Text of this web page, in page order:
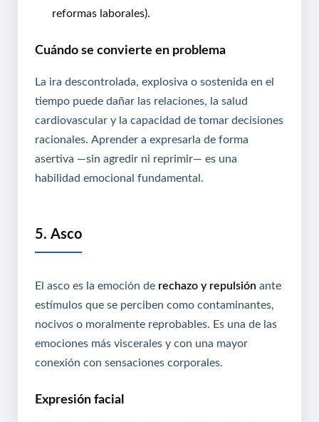
reformas laborales).
Cuándo se convierte en problema
La ira descontrolada, explosiva o sostenida en el
tiempo puede dañar las relaciones, la salud
cardiovascular y la capacidad de tomar decisiones
racionales. Aprender a expresarla de forma
asertiva —sin agredir ni reprimir— es una
habilidad emocional fundamental.
5. Asco
El asco es la emoción de rechazo y repulsión ante
estímulos que se perciben como contaminantes,
nocivos o moralmente reprobables. Es una de las
emociones más viscerales y con una mayor
conexión con sensaciones corporales.
Expresión facial